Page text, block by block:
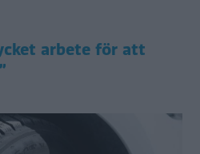
arbete för att